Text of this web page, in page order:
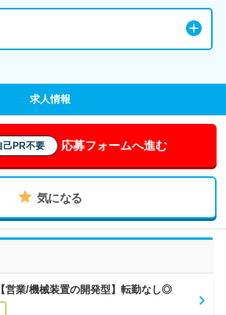
求人情報
己PR不要 応募フォームへ進む
気になる
営業/機械装置の開発型】転勤なし◎